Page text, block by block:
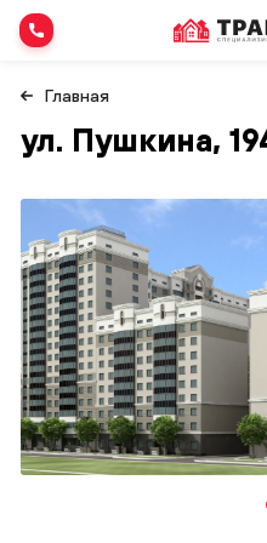
Главная
ул. Пушкина,